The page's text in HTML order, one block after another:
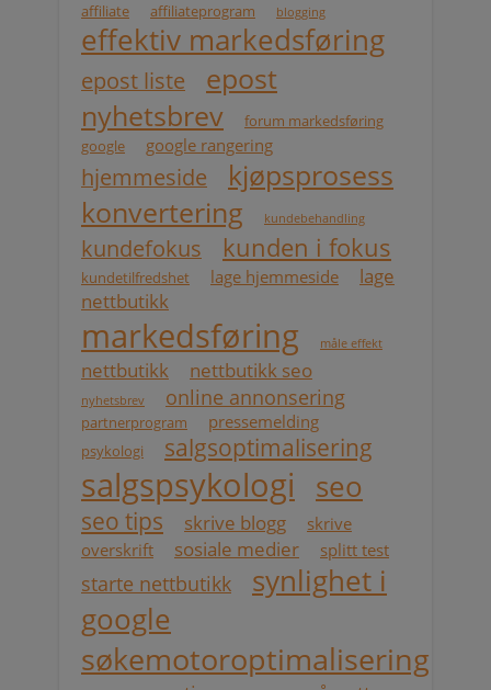
affiliate affiliateprogram blogging
effektiv markedsføring
epost liste
epost
nyhetsbrev
forum markedsføring
google
google rangering
hjemmeside
kjøpsprosess
konvertering
kundebehandling
kundefokus kunden i fokus
kundetilfredshet lage hjemmeside
lage
nettbutikk
markedsføring måle effekt
nettbutikk nettbutikk seo
nyhetsbrev online annonsering
partnerprogram pressemelding
psykologi salgsoptimalisering
salgspsykologi seo
seo tips skrive blogg
skrive
overskrift
sosiale medier splitt test
starte nettbutikk
synlighet i
google
søkemotoroptimalisering